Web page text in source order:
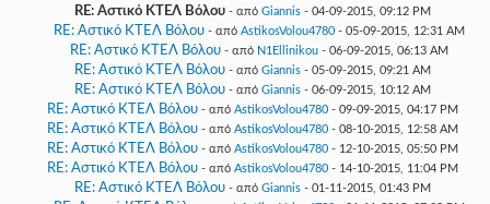
RE: Αστικό ΚΤΕΛ Βόλου - από Giannis- 04-09-2015, 09:12 PM
RE: Αστικό ΚΤΕΛ Βόλου - από AstikosVolou4780 - 05-09-2015, 12:31 AM
RE: Αστικό ΚΤΕΛ Βόλου - από N1Ellinikou - 06-09-2015, 06:13 AM
RE: Αστικό ΚΤΕΛ Βόλου - από Giannis- 05-09-2015, 09:21 AM
RE: Αστικό ΚΤΕΛ Βόλου - από Giannis- 06-09-2015, 10:12 AM
RE: Αστικό ΚΤΕΛ Βόλου - από AstikosVolou4780- 09-09-2015, 04:17 PM
RE: Αστικό ΚΤΕΛ Βόλου - από AstikosVolou4780- 08-10-2015, 12:58 AM
RE: Αστικό ΚΤΕΛ Βόλου - από AstikosVolou4780- 12-10-2015, 05:50 PM
RE: Αστικό ΚΤΕΛ Βόλου - από AstikosVolou4780- 14-10-2015, 11:04 PM
RE: Αστικό ΚΤΕΛ Βόλου - από Giannis- 01-11-2015, 01:43 PM